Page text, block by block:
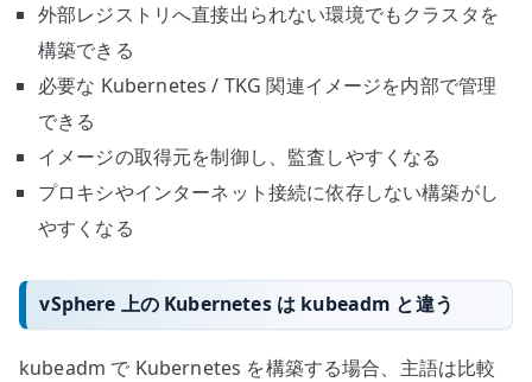
外部レジストリへ直接出られない環境でもクラスタを
構築できる
必要な Kubernetes / TKG 関連イメージを内部で管理
できる
イメージの取得元を制御し、監査しやすくなる
プロキシやインターネット接続に依存しない構築がし
やすくなる
vSphere 上の Kubernetes は kubeadm と違う
kubeadm で Kubernetes を構築する場合、主語は比較